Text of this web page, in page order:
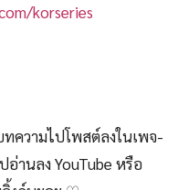
korseries
ความไปโพสต์ลงในเพจ-
านลง YouTube หรือ